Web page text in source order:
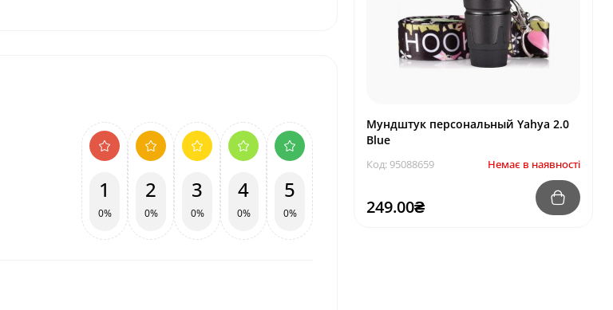
1
0%
2
0%
3
0%
4
0%
5
0%
Мундштук персональный Yahya 2.0
Blue
Код: 95088659 Немає в наявності
249.00₴